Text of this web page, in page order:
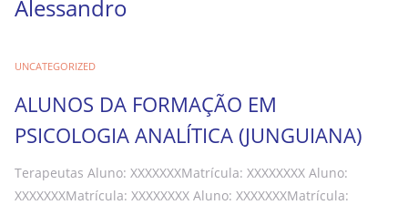
Alessandro
UNCATEGORIZED
ALUNOS DA FORMAÇÃO EM
PSICOLOGIA ANALÍTICA (JUNGUIANA)
Terapeutas Aluno: XXXXXXXMatrícula: XXXXXXXX Aluno:
XXXXXXXMatrícula: XXXXXXXX Aluno: XXXXXXXMatrícula: